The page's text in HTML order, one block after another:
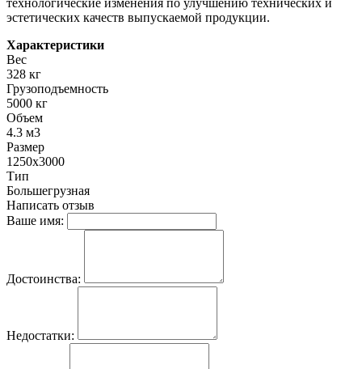
технологические изменения по улучшению технических и
эстетических качеств выпускаемой продукции.
Характеристики
Вес
328 кг
Грузоподъемность
5000 кг
Объем
4.3 м3
Размер
1250х3000
Тип
Большегрузная
Написать отзыв
Ваше имя:
Достоинства:
Недостатки: